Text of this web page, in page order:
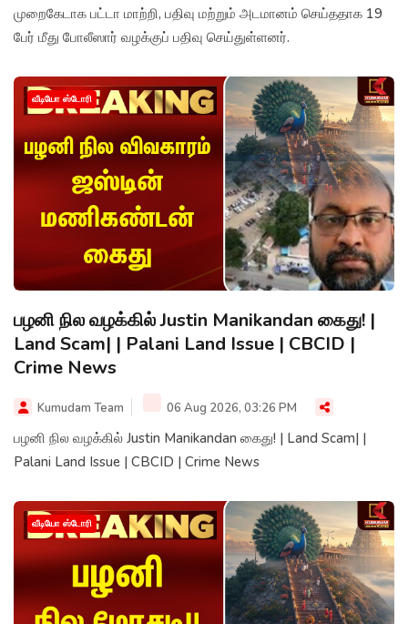
முறைகேடாக பட்டா மாற்றி, பதிவு மற்றும் அடமானம் செய்ததாக 19
பேர் மீது போலீஸார் வழக்குப் பதிவு செய்துள்ளனர்.
வீடியோ ஸ்டோரி
பழனி நில வழக்கில் Justin Manikandan கைது! |
Land Scam| | Palani Land Issue | CBCID |
Crime News
Kumudam Team 06 Aug 2026, 03:26 PM
பழனி நில வழக்கில் Justin Manikandan கைது! | Land Scam| |
Palani Land Issue | CBCID | Crime News
வீடியோ ஸ்டோரி